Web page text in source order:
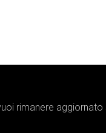
rimanere